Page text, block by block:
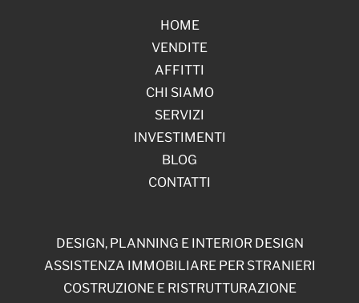
HOME
VENDITE
AFFITTI
CHI SIAMO
SERVIZI
INVESTIMENTI
BLOG
CONTATTI
DESIGN, PLANNING E INTERIOR DESIGN
ASSISTENZA IMMOBILIARE PER STRANIERI
COSTRUZIONE E RISTRUTTURAZIONE